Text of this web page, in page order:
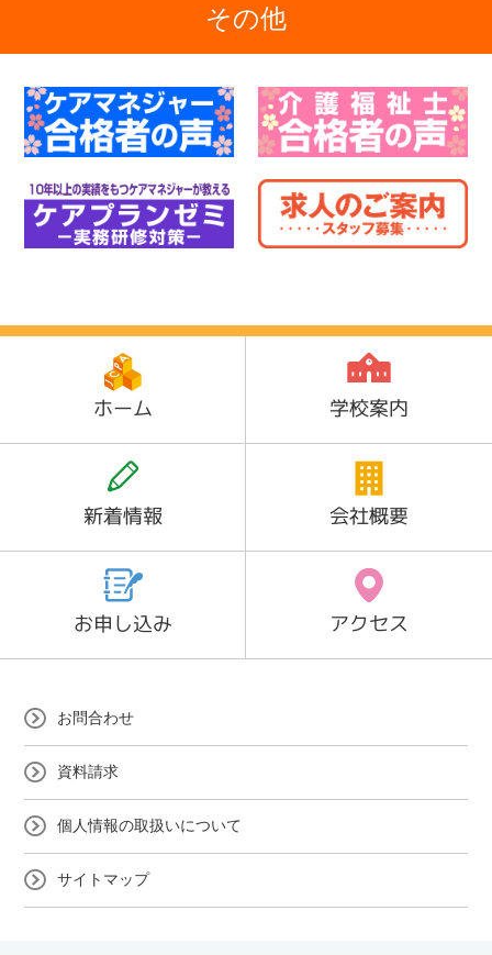
その他
ホーム 学校案内
新着情報 会社概要
お申し込み アクセス
お問合わせ
資料請求
個人情報の取扱いについて
サイトマップ